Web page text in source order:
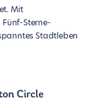
Mit
Sterne-
Stadtleben
Circle